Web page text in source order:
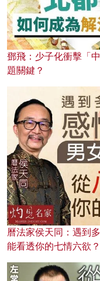
鄧飛：少子化衝擊「
題關鍵？
曆法家侯天同：遇到
能看透你的七情六欲？